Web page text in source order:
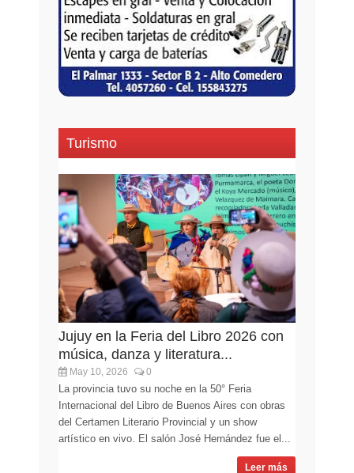
Turismo
Jujuy en la Feria del Libro 2026 con
música, danza y literatura...
May 10, 2026 0
La provincia tuvo su noche en la 50° Feria
Internacional del Libro de Buenos Aires con obras
del Certamen Literario Provincial y un show
artístico en vivo. El salón José Hernández fue el...
Leer más